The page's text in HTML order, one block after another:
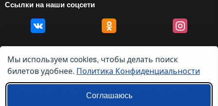
Ссылки на наши соцсети
© 2012 — 2026, Biletyplus, ООО «Инновэйтив Трэвел Текнолоджиз». Все
права защищены. Использование этого сайта означает принятие правил
Мы используем cookies, чтобы делать поиск
билетов удобнее. Политика Конфиденциальности
Соглашаюсь